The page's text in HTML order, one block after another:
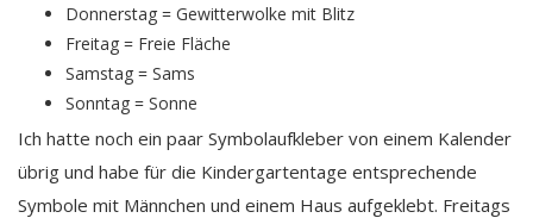
Donnerstag = Gewitterwolke mit Blitz
Freitag = Freie Fläche
Samstag = Sams
Sonntag = Sonne
Ich hatte noch ein paar Symbolaufkleber von einem Kalender
übrig und habe für die Kindergartentage entsprechende
Symbole mit Männchen und einem Haus aufgeklebt. Freitags